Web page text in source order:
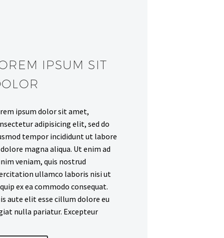
IPSUM SIT
ipsum dolor sit amet,
adipisicing elit, sed do
tempor incididunt ut labore
magna aliqua. Ut enim ad
veniam, quis nostrud
ullamco laboris nisi ut
ex ea commodo consequat.
aute elit esse cillum dolore eu
nulla pariatur. Excepteur